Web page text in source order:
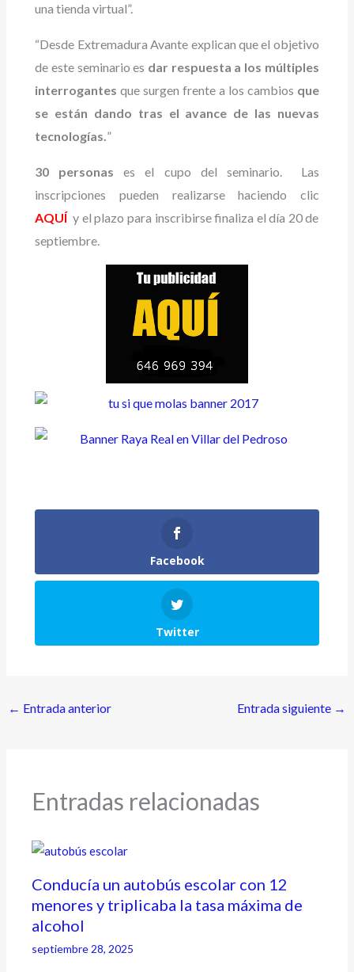
una tienda virtual”.
“Desde Extremadura Avante explican que el objetivo
de este seminario es dar respuesta a los múltiples
interrogantes que surgen frente a los cambios que
se están dando tras el avance de las nuevas
tecnologías.”
30 personas es el cupo del seminario. Las
inscripciones pueden realizarse haciendo clic
AQUÍ y el plazo para inscribirse finaliza el día 20 de
septiembre.
Facebook
Twitter
← Entrada anterior Entrada siguiente →
Entradas relacionadas
Conducía un autobús escolar con 12
menores y triplicaba la tasa máxima de
alcohol
septiembre 28, 2025